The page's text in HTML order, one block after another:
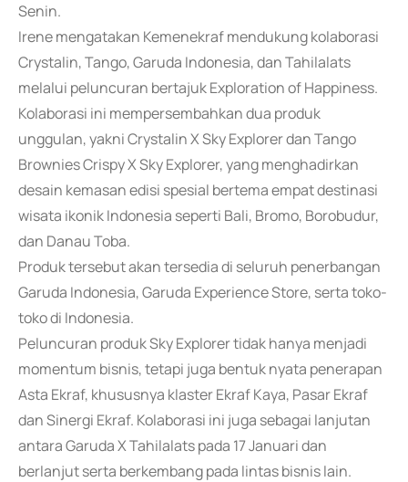
Senin.
Irene mengatakan Kemenekraf mendukung kolaborasi
Crystalin, Tango, Garuda Indonesia, dan Tahilalats
melalui peluncuran bertajuk Exploration of Happiness.
Kolaborasi ini mempersembahkan dua produk
unggulan, yakni Crystalin X Sky Explorer dan Tango
Brownies Crispy X Sky Explorer, yang menghadirkan
desain kemasan edisi spesial bertema empat destinasi
wisata ikonik Indonesia seperti Bali, Bromo, Borobudur,
dan Danau Toba.
Produk tersebut akan tersedia di seluruh penerbangan
Garuda Indonesia, Garuda Experience Store, serta toko-
toko di Indonesia.
Peluncuran produk Sky Explorer tidak hanya menjadi
momentum bisnis, tetapi juga bentuk nyata penerapan
Asta Ekraf, khususnya klaster Ekraf Kaya, Pasar Ekraf
dan Sinergi Ekraf. Kolaborasi ini juga sebagai lanjutan
antara Garuda X Tahilalats pada 17 Januari dan
berlanjut serta berkembang pada lintas bisnis lain.